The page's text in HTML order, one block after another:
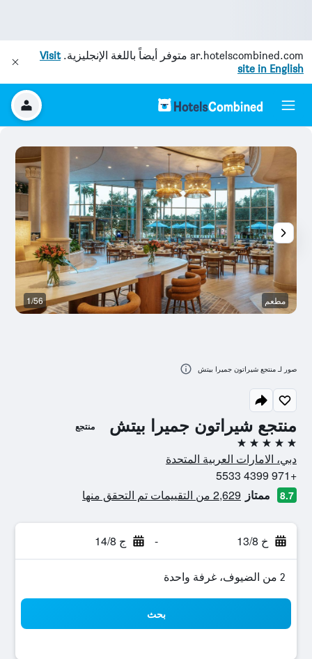
ar.hotelscombined.com متوفر أيضاً باللغة الإنجليزية.Visit
site in English
منتجع شيراتون جميرا بيتش منتجع
5 نجوم
دبي، الامارات العربية المتحدة
+971 4399 5533
8.7 ممتاز 2,629 من التقييمات تم التحقق منها
خ 13/8 - ج 14/8
2 من الضيوف، غرفة واحدة
بحث
مطعم 1/56
صور لـ منتجع شيراتون جميرا بيتش